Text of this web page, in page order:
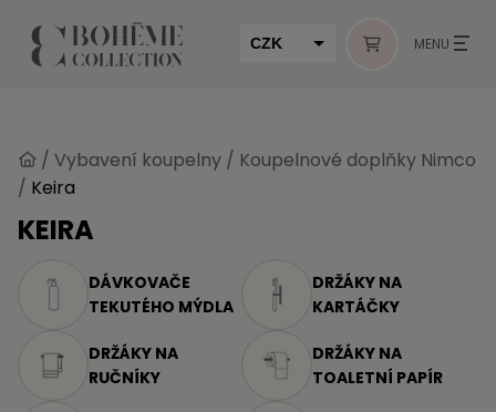
CZK
MUR
MENU
/ Vybavení koupelny / Koupelnové doplňky Nimco
/ Keira
KEIRA
DÁVKOVAČE
TEKUTÉHO MÝDLA
DRŽÁKY NA
KARTÁČKY
DRŽÁKY NA
RUČNÍKY
DRŽÁKY NA
TOALETNÍ PAPÍR